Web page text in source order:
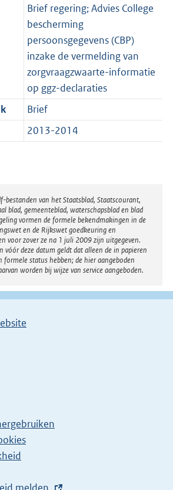
Brief regering; Advies College
bescherming
persoonsgegevens (CBP)
inzake de vermelding van
zorgvraagzwaarte-informatie
op ggz-declaraties
Brief
2013-2014
bestanden van het Staatsblad, Staatscourant,
blad, gemeenteblad, waterschapsblad en blad
vormen de formele bekendmakingen in de
en de Rijkswet goedkeuring en
voor zover ze na 1 juli 2009 zijn uitgegeven.
vóór deze datum geldt dat alleen de in papieren
formele status hebben; de hier aangeboden
worden bij wijze van service aangeboden.
melden